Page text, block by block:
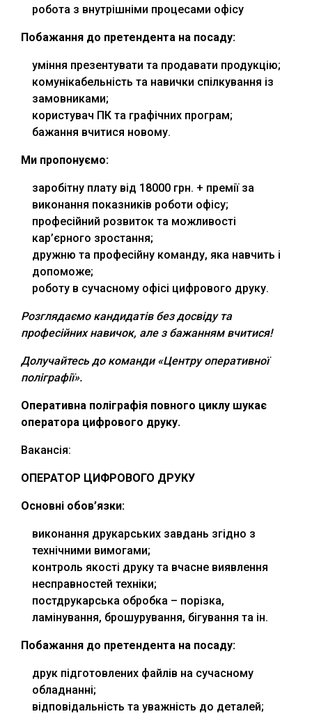
робота з внутрішніми процесами офісу
Побажання до претендента на посаду:
уміння презентувати та продавати продукцію;
комунікабельність та навички спілкування із
замовниками;
користувач ПК та графічних програм;
бажання вчитися новому.
Ми пропонуємо:
заробітну плату від 18000 грн. + премії за
виконання показників роботи офісу;
професійний розвиток та можливості
кар’єрного зростання;
дружню та професійну команду, яка навчить і
допоможе;
роботу в сучасному офісі цифрового друку.
Розглядаємо кандидатів без досвіду та
професійних навичок, але з бажанням вчитися!
Долучайтесь до команди «Центру оперативної
поліграфії».
Оперативна поліграфія повного циклу шукає
оператора цифрового друку.
Вакансія:
ОПЕРАТОР ЦИФРОВОГО ДРУКУ
Основні обов’язки:
виконання друкарських завдань згідно з
технічними вимогами;
контроль якості друку та вчасне виявлення
несправностей техніки;
постдрукарська обробка – порізка,
ламінування, брошурування, бігування та ін.
Побажання до претендента на посаду:
друк підготовлених файлів на сучасному
обладнанні;
відповідальність та уважність до деталей;